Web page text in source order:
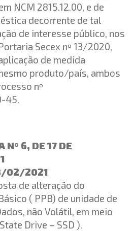
NCM 2815.12.00, e de
decorrente de tal
de interesse público, nos
Secex nº 13/2020,
de medida
produto/país, ambos
nº
45.
Nº 6, DE 17 DE
02/2021
de alteração do
( PPB) de unidade de
não Volátil, em meio
Drive – SSD ).